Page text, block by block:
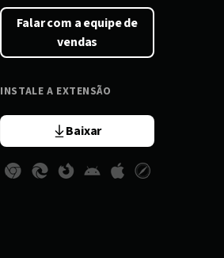
Falar com a equipe de
vendas
INSTALE A EXTENSÃO
Baixar